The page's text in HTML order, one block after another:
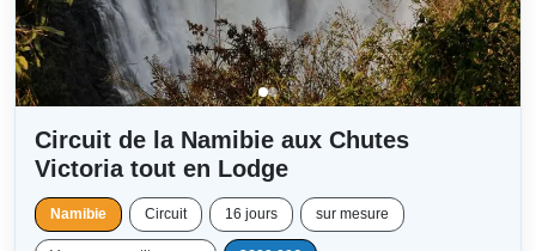
Circuit de la Namibie aux Chutes
Victoria tout en Lodge
Namibie Circuit 16 jours sur mesure